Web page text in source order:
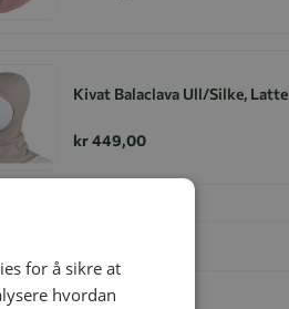
Kivat Balaclava Ull/Silke, Latte
kr 449,00
for å sikre at
hvordan